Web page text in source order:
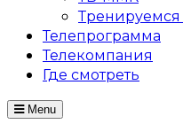
Телепрограмма
Телекомпания
Где смотреть
Menu